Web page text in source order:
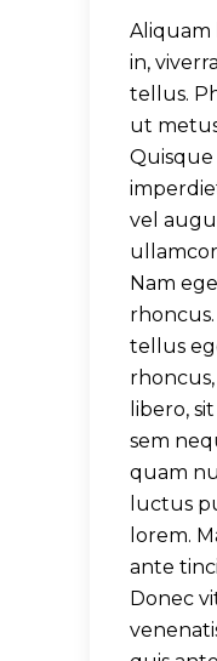
Aliquam
in,
tellus.
ut
vel
Nam
tellus
libero,
sem
quam
luctus
lorem.
ante
Donec